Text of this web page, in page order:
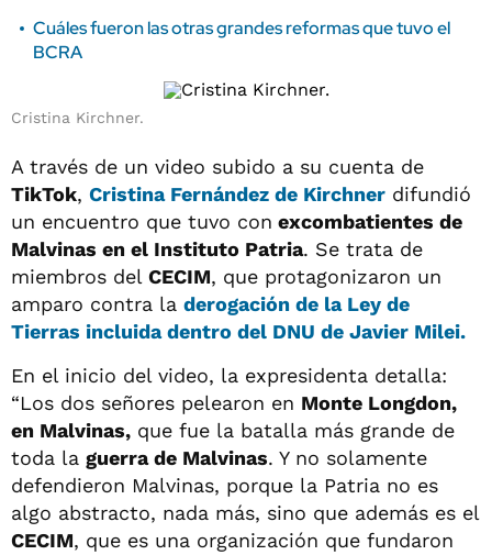
Cuáles fueron las otras grandes reformas que tuvo el
BCRA
Cristina Kirchner.
A través de un video subido a su cuenta de
TikTok, Cristina Fernández de Kirchner difundió
un encuentro que tuvo con excombatientes de
Malvinas en el Instituto Patria. Se trata de
miembros del CECIM, que protagonizaron un
amparo contra la derogación de la Ley de
Tierras incluida dentro del DNU de Javier Milei.
En el inicio del video, la expresidenta detalla:
“Los dos señores pelearon en Monte Longdon,
en Malvinas, que fue la batalla más grande de
toda la guerra de Malvinas. Y no solamente
defendieron Malvinas, porque la Patria no es
algo abstracto, nada más, sino que además es el
CECIM, que es una organización que fundaron